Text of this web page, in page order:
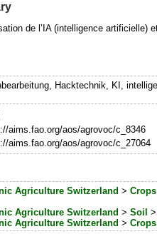
de l’IA (intelligence artificielle)
Hacktechnik, KI,
aims.fao.org/aos/agrovoc/c_8346
aims.fao.org/aos/agrovoc/c_27064
Agriculture Switzerland >Crops
Agriculture Switzerland >Soil
Agriculture Switzerland >Crops